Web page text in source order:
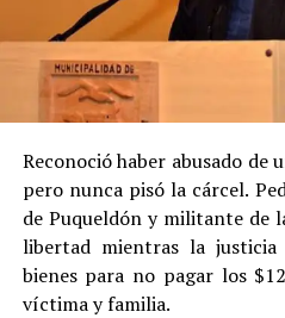
Reconoció haber abusado de
pero nunca pisó la cárcel.
de Puqueldón y militante de
libertad mientras la justicia
bienes para no pagar los
víctima y familia.